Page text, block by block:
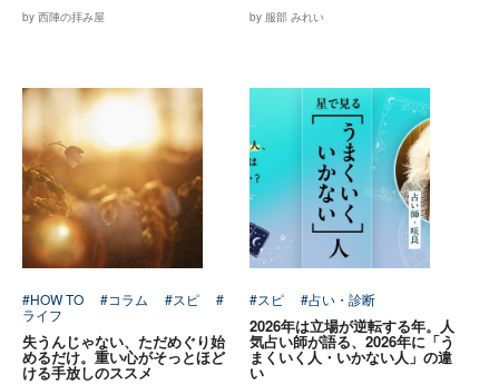
by 西陣の拝み屋 by 服部 みれい
#HOW TO #コラム #スピ
#
ライフ
失うんじゃない、ただめぐり始
めるだけ。重い心がそっとほど
ける手放しのススメ
#スピ #占い・診断
2026年は立場が逆転する年。人
気占い師が語る、2026年に「う
まくいく人・いかない人」の違
い